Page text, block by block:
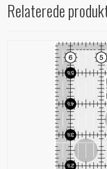
Relaterede